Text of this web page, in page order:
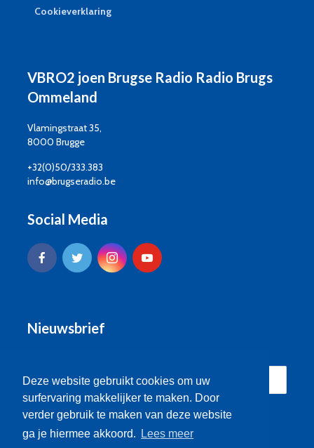
Deze website gebruikt cookies om uw
surfervaring makkelijker te maken. Door
verder gebruik te maken van deze website
ga je hiermee akkoord.
Lees meer
Cookieverklaring
VBRO2 joen Brugse Radio Radio Brugs
Ommeland
Vlamingstraat 35,
8000 Brugge
+32(0)50/333.383
info@brugseradio.be
Social Media
Nieuwsbrief